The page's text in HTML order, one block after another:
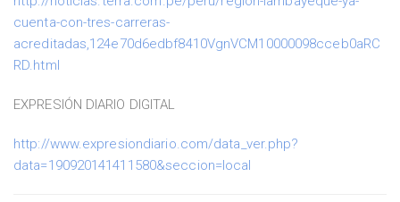
cuenta-con-tres-carreras-
acreditadas,124e70d6edbf8410VgnVCM10000098cceb0aRC
RD.html
EXPRESIÓN DIARIO DIGITAL
http://www.expresiondiario.com/data_ver.php?
data=190920141411580&seccion=local